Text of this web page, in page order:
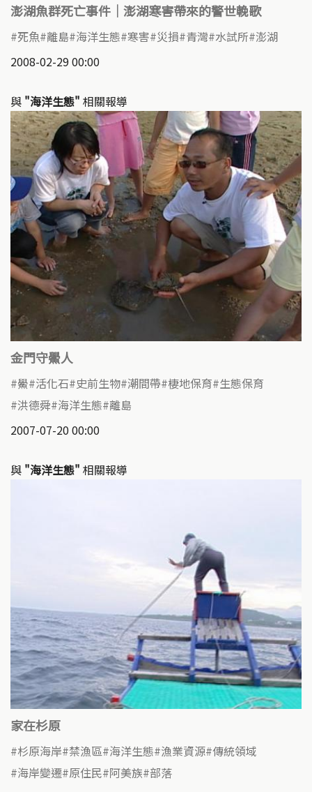
澎湖魚群死亡事件｜澎湖寒害帶來的警世輓歌
死魚 離島 海洋生態 寒害 災損 青灣 水試所 澎湖
2008-02-29 00:00
與 "海洋生態" 相關報導
金門守鱟人
鱟 活化石 史前生物 潮間帶 棲地保育 生態保育
洪德舜 海洋生態 離島
2007-07-20 00:00
與 "海洋生態" 相關報導
家在杉原
杉原海岸 禁漁區 海洋生態 漁業資源 傳統領域
海岸變遷 原住民 阿美族 部落